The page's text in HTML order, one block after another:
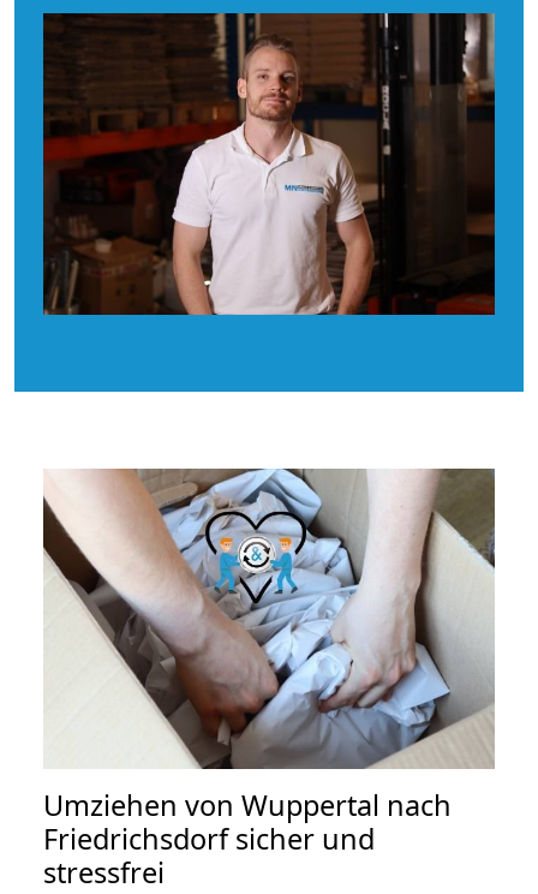
Umziehen von Wuppertal nach
Friedrichsdorfsicher und
stressfrei